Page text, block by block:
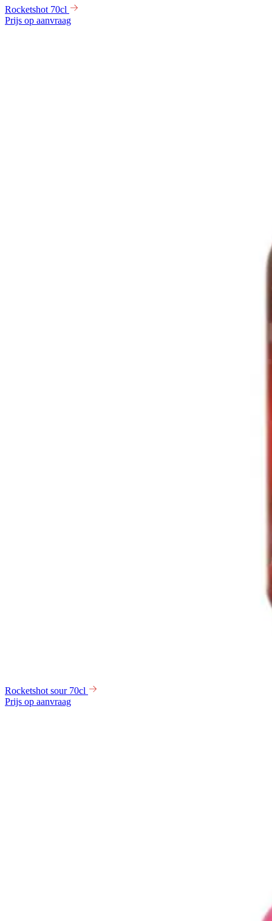
Rocketshot 70cl
Prijs op aanvraag
Rocketshot sour 70cl
Prijs op aanvraag